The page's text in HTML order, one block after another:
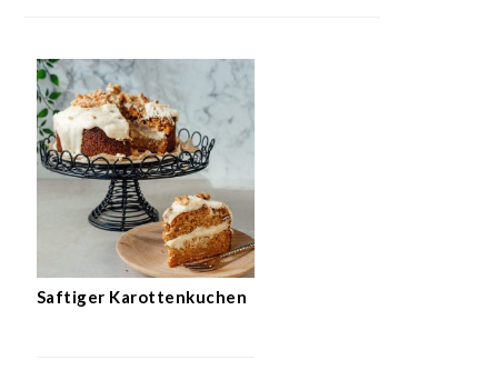
Saftiger Karottenkuchen